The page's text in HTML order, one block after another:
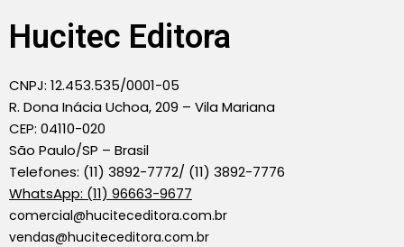
Hucitec Editora
CNPJ: 12.453.535/0001-05
R. Dona Inácia Uchoa, 209 – Vila Mariana
CEP: 04110-020
São Paulo/SP – Brasil
Telefones: (11) 3892-7772/ (11) 3892-7776
WhatsApp: (11) 96663-9677
comercial@huciteceditora.com.br
vendas@huciteceditora.com.br